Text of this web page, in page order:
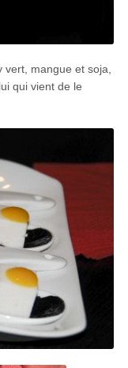
mangue et soja,
qui vient de le